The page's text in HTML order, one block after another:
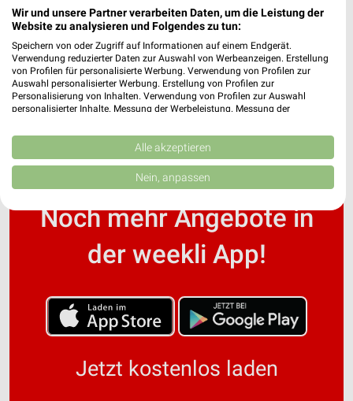
WORMLAND Filialen & Öffnungszeiten für
Frankfurt
Noch mehr Angebote in
der weekli App!
Jetzt kostenlos laden
Wir und unsere Partner verarbeiten Daten, um die Leistung der
Website zu analysieren und Folgendes zu tun:
Speichern von oder Zugriff auf Informationen auf einem Endgerät.
Verwendung reduzierter Daten zur Auswahl von Werbeanzeigen. Erstellung
von Profilen für personalisierte Werbung. Verwendung von Profilen zur
Auswahl personalisierter Werbung. Erstellung von Profilen zur
Personalisierung von Inhalten. Verwendung von Profilen zur Auswahl
personalisierter Inhalte. Messung der Werbeleistung. Messung der
Kombinationen von Daten aus verschiedenen Quellen. Entwicklung und
Verbesserung der Angebote. Verwendung reduzierter Daten zur Auswahl
von Inhalten.
Daten können außerhalb der Europäischen Union weitergegeben und in die
Website/App.
Wir nutzen Ihre Daten für folgende Zwecke:
Speichern von oder Zugriff auf Informationen
auf einem Endgerät
Werbeanzeigen
Alle akzeptieren
Nein, anpassen